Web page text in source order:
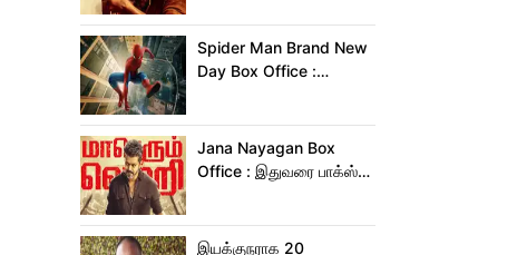
Spider Man Brand New
Day Box Office :
பிராண்ட் நியூ டே!
Jana Nayagan Box
Office : இதுவரை பாக்ஸ்
இயக்குநராக 20